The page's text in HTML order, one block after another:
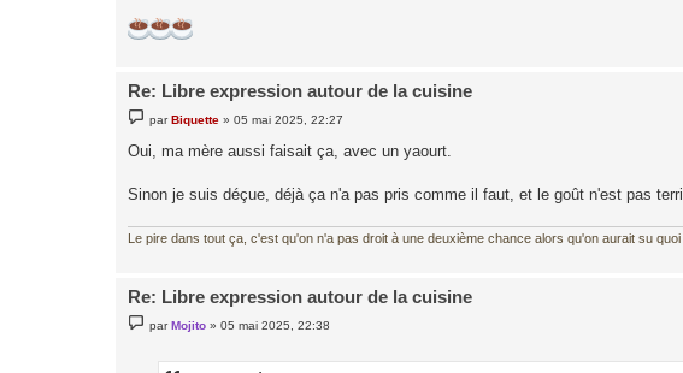
Re: Libre expression autour de la cuisine
e
s
s
e
parBiquette »05 mai 2025, 22:27
Oui, ma mère aussi faisait ça, avec un yaourt.
Sinon je suis déçue, déjà ça n'a pas pris comme il faut, et le goût n'est pas
Le pire dans tout ça, c'est qu'on n'a pas droit à une deuxième chance alors qu'on aurait su quoi
Re: Libre expression autour de la cuisine
e
parMojito »05 mai 2025, 22:38